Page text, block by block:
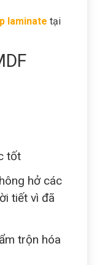
laminate tại
tốt
hở các
tiết vì đã
trộn hóa